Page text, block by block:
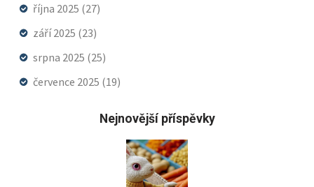
října 2025 (27)
září 2025 (23)
srpna 2025 (25)
července 2025 (19)
Nejnovější příspěvky